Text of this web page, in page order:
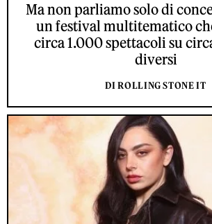
Ma non parliamo solo di
un festival multitematico
circa 1.000 spettacoli su
diversi
DI ROLLING STONE IT